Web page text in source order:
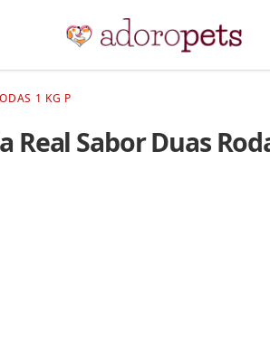
1 KG P
Real Sabor Duas